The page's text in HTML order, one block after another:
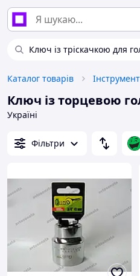
Ключ із тріскачкою для
Каталог товарів
Ключ із торцевою
Україні
Фільтри